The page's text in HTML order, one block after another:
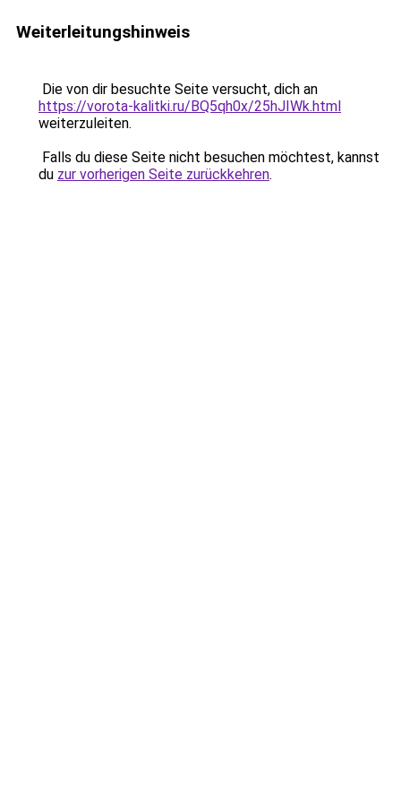
Weiterleitungshinweis
Die von dir besuchte Seite versucht, dich an
https://vorota-kalitki.ru/BQ5qh0x/25hJIWk.html
weiterzuleiten.
Falls du diese Seite nicht besuchen möchtest, kannst
du zur vorherigen Seite zurückkehren.